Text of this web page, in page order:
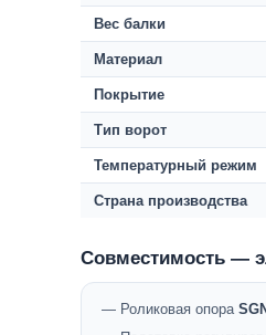
Вес балки
Материал
Покрытие
Тип ворот
Температурный режим
Страна производства
Совместимость —
— Роликовая опора